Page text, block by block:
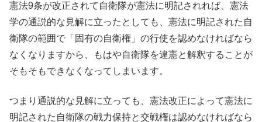
憲法9条が改正されて自衛隊が憲法に明記されれば、憲法
学の通説的な見解に立ったとしても、憲法に明記された自
衛隊の範囲で「固有の自衛権」の行使を認めなければなら
なくなりますから、もはや自衛隊を違憲と解釈することが
そもそもできなくなってしまいます。
つまり通説的な見解に立っても、憲法改正によって憲法に
明記された自衛隊の戦力保持と交戦権は認めなければなら